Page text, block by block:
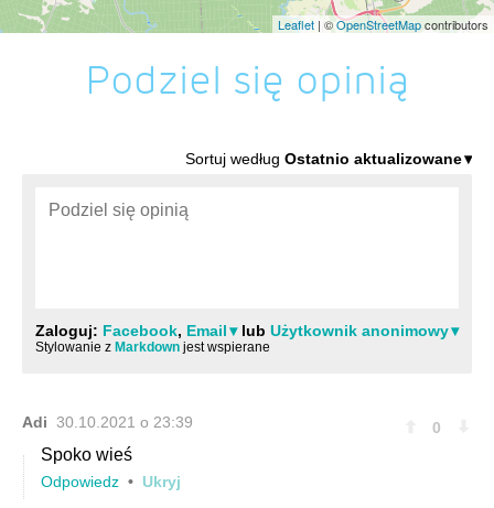
Leaflet | ©OpenStreetMapcontributors
Podziel się opinią